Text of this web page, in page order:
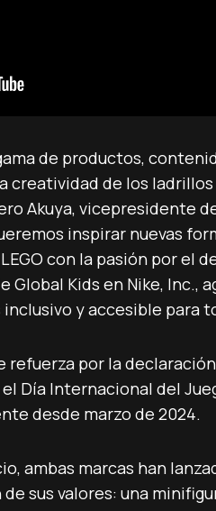
de productos,
creatividad de los ladrillos
Akuya, vicepresidente
inspirar nuevas
con la pasión por el
Global Kids en Nike, Inc.,
y accesible para
refuerza por la
Día Internacional del
desde marzo de 2024.
ambas marcas han
sus valores: una